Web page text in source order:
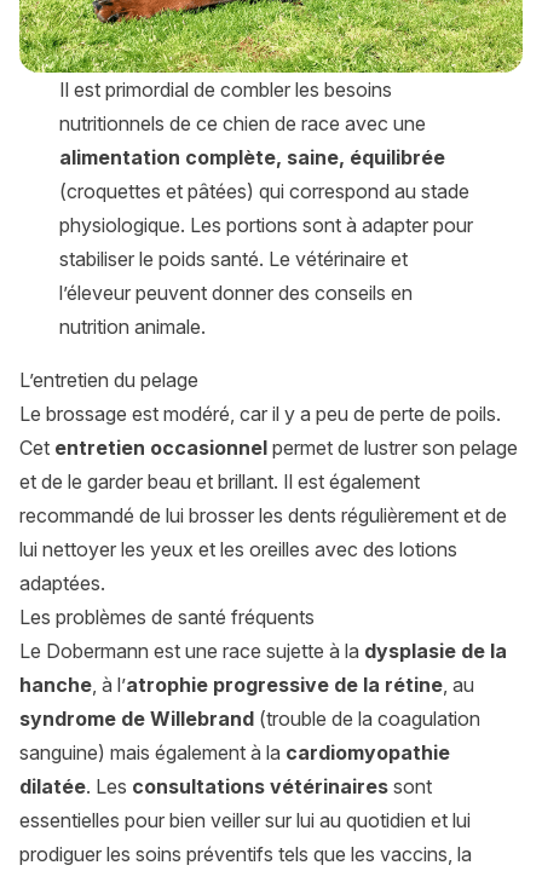
Il est primordial de combler les besoins
nutritionnels de ce chien de race avec une
alimentation complète, saine, équilibrée
(croquettes et pâtées) qui correspond au stade
physiologique. Les portions sont à adapter pour
stabiliser le poids santé. Le vétérinaire et
l’éleveur peuvent donner des conseils en
nutrition animale.
L’entretien du pelage
Le brossage est modéré, car il y a peu de perte de poils.
Cet entretien occasionnel permet de lustrer son pelage
et de le garder beau et brillant. Il est également
recommandé de lui brosser les dents régulièrement et de
lui nettoyer les yeux et les oreilles avec des lotions
adaptées.
Les problèmes de santé fréquents
Le Dobermann est une race sujette à la dysplasie de la
hanche, à l’atrophie progressive de la rétine, au
syndrome de Willebrand (trouble de la coagulation
sanguine) mais également à la cardiomyopathie
dilatée. Les consultations vétérinaires sont
essentielles pour bien veiller sur lui au quotidien et lui
prodiguer les soins préventifs tels que les vaccins, la